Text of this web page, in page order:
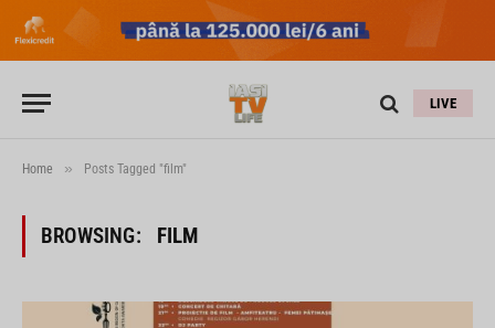
LIVE
Home » Posts Tagged "film"
BROWSING: FILM